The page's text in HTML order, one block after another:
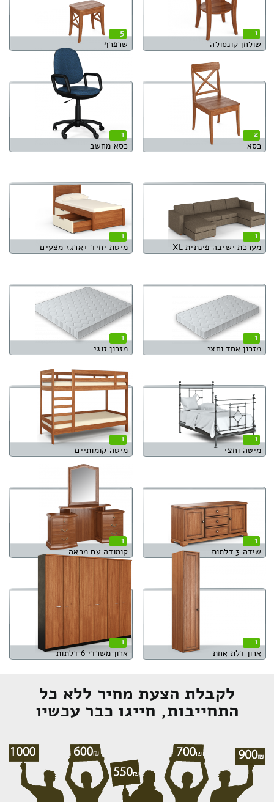
1
שולחן קונסולה
5
שרפרף
2
כסא
1
כסא מחשב
1
מערכת ישיבה פינתית XL
1
מיטת יחיד +ארגז מצעים
1
מזרון אחד וחצי
1
מזרון זוגי
1
מיטה וחצי
1
מיטה קומותיים
1
שידה 3 דלתות
1
קומודה עם מראה
1
ארון דלת אחת
1
ארון משרדי 6 דלתות
לקבלת הצעת מחיר ללא כל
התחייבות, חייגו כבר עכשיו